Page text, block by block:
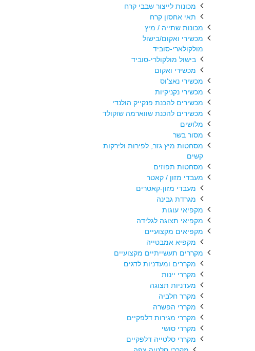
מכונות לייצור שבבי קרח
תאי אחסון קרח
מכונות שתייה / מיץ
מכשירי ואקום/בישול
מולקולארי-סוביד
בישול מולקולרי-סוביד
מכשירי ואקום
מכשירי נאצ'וס
מכשירי נקניקיות
מכשירים להכנת פנקייק הולנדי
מכשירים להכנת שווארמה שוקולד
מלושים
מסור בשר
מסחטות מיץ גזר, לפירות ולירקות
קשים
מסחטות תפוזים
מעבדי מזון / קאטר
מעבדי מזון-קאטרים
מגרדת גבינה
מקפיאי עוגות
מקפיאי תצוגה לגלידה
מקפיאים מקצועיים
מקפיא אמבטייה
מקררים תעשייתיים מקצועיים
מקררים ומעדניות לדגים
מקררי יינות
מעדניות תצוגה
מקרר חלביה
מקררי הפשרה
מקררי מגירות דלפקיים
מקררי סושי
מקררי סלטייה דלפקיים